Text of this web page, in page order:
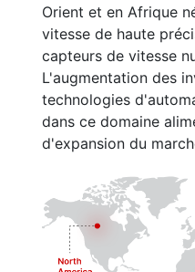
Orient et en Afrique
vitesse de haute
capteurs de vitesse
L'augmentation des
technologies
dans ce domaine
d'expansion du